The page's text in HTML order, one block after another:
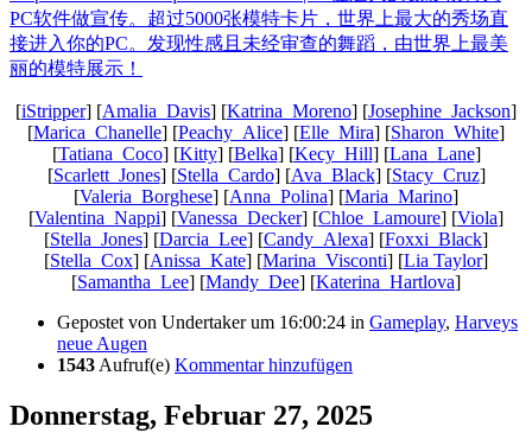
[iStripper] [Amalia_Davis] [Katrina_Moreno] [Josephine_Jackson]
[Marica_Chanelle] [Peachy_Alice] [Elle_Mira] [Sharon_White]
[Tatiana_Coco] [Kitty] [Belka] [Kecy_Hill] [Lana_Lane]
[Scarlett_Jones] [Stella_Cardo] [Ava_Black] [Stacy_Cruz]
[Valeria_Borghese] [Anna_Polina] [Maria_Marino]
[Valentina_Nappi] [Vanessa_Decker] [Chloe_Lamoure] [Viola]
[Stella_Jones] [Darcia_Lee] [Candy_Alexa] [Foxxi_Black]
[Stella_Cox] [Anissa_Kate] [Marina_Visconti] [Lia Taylor]
[Samantha_Lee] [Mandy_Dee] [Katerina_Hartlova]
Gepostet von Undertakerum 16:00:24 in Gameplay, Harveys
neue Augen
1543Aufruf(e) Kommentar hinzufügen
Donnerstag, Februar 27, 2025